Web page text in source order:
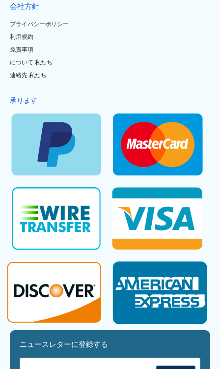
会社方針
プライバシーポリシー
利用規約
免責事項
について 私たち
連絡先 私たち
承ります
ニュースレターに登録する